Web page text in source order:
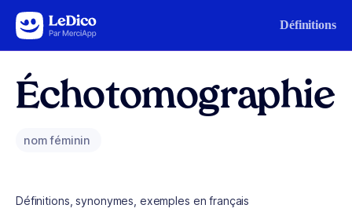
Aller au contenu Définitions
Échotomographie
nom féminin
Définitions, synonymes, exemples en français